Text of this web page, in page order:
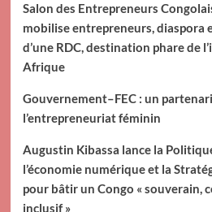
Salon des Entrepreneurs
mobilise entrepreneurs, diaspora
d’une RDC, destination phare de
Afrique
Gouvernement–FEC : un
l’entrepreneuriat féminin
Augustin Kibassa lance la
l’économie numérique et la
pour bâtir un Congo « souverain,
inclusif »